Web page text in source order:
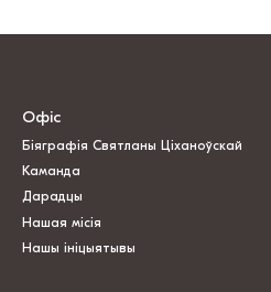
Офіс
Біяграфія Святланы Ціханоўскай
Каманда
Дарадцы
Нашая місія
Нашы ініцыятывы